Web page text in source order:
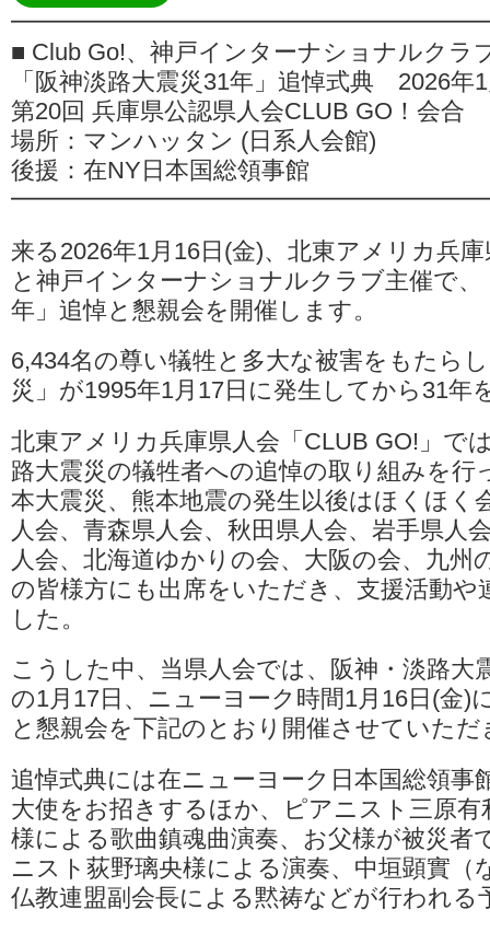
CLUB
GO！
会
合
■ Club Go!、神戸インターナショナルクラ
「阪神淡路大震災31年」追悼式典 2026年
第20回 兵庫県公認県人会CLUB GO！会合
場所：マンハッタン (日系人会館)
後援：在NY日本国総領事館
来る2026年1月16日(金)、北東アメリカ兵
と神戸インターナショナルクラブ主催で、
年」追悼と懇親会を開催します。
6,434名の尊い犠牲と多大な被害をもたら
災」が1995年1月17日に発生してから31年
北東アメリカ兵庫県人会「CLUB GO!」で
路大震災の犠牲者への追悼の取り組みを行
本大震災、熊本地震の発生以後はほくほく
人会、青森県人会、秋田県人会、岩手県人
人会、北海道ゆかりの会、大阪の会、九州
の皆様方にも出席をいただき、支援活動
した。
こうした中、当県人会では、阪神・淡路大
の1月17日、ニューヨーク時間1月16日(金)
と懇親会を下記のとおり開催させていただ
追悼式典には在ニューヨーク日本国総領事
大使をお招きするほか、ピアニスト三原
様による歌曲鎮魂曲演奏、お父様が被災者
ニスト荻野璃央様による演奏、中垣顕實（
仏教連盟副会長による黙祷などが行われる